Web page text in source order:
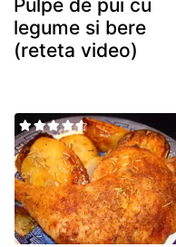
Pulpe de pui cu
legume si bere
(reteta video)